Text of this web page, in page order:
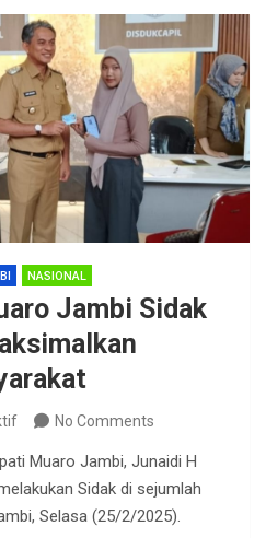
NASIONAL
Jambi Sidak
No Comments
Muaro Jambi, Junaidi H
Sidak di sejumlah
Selasa (25/2/2025).